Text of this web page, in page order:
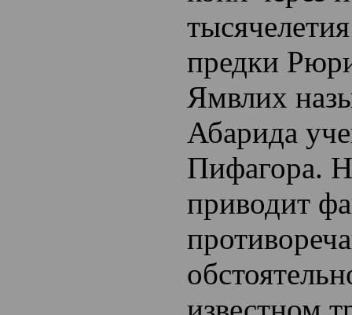
предки
Ямвлих
Абарида
Пифагора.
приводит